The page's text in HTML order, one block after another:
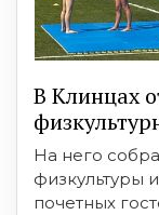
В Клинцах
На него
физкультуры
почетных